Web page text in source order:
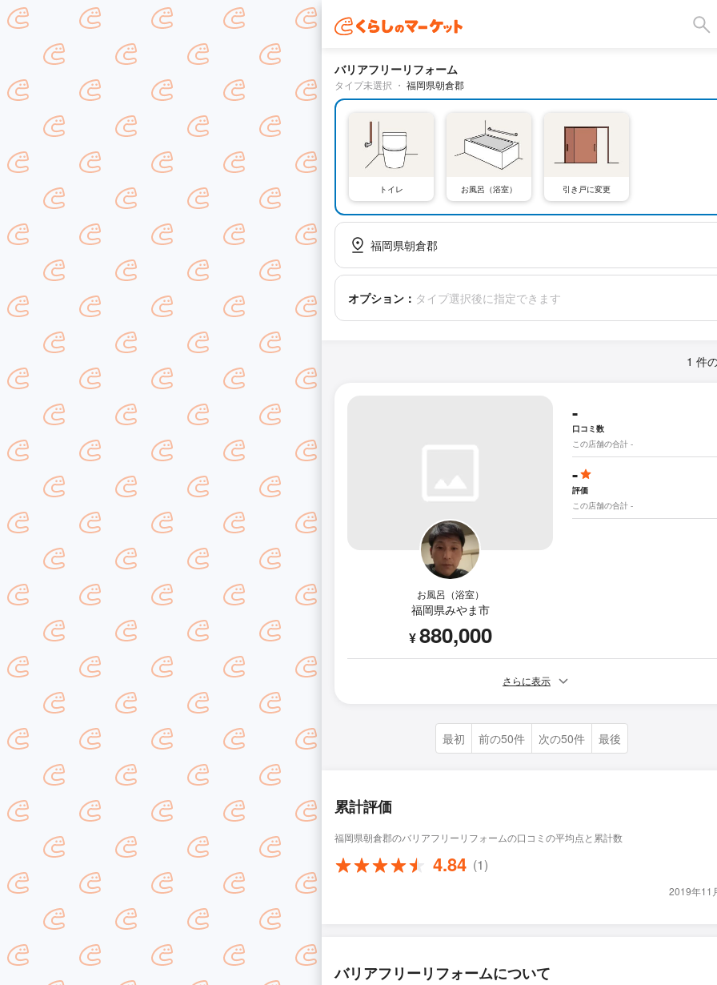
バリアフリーリフォーム
タイプ未選択 ・ 福岡県朝倉郡
トイレ お風呂（浴室） 引き戸に変更
福岡県朝倉郡
オプション： タイプ選択後に指定できます
1 件
お風呂（浴室）
福岡県みやま市
¥880,000
-
口コミ数
この店舗の合計 -
-
評価
この店舗の合計 -
さらに表示
最初 前の50件 次の50件 最後
累計評価
福岡県朝倉郡のバリアフリーリフォームの口コミの平均点と累計数
4.84 (1)
2019年11
バリアフリーリフォームについて